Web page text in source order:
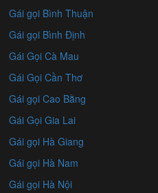
Gái gọi Bình Thuận
Gái gọi Bình Định
Gái Gọi Cà Mau
Gái Gọi Cần Thơ
Gái gọi Cao Bằng
Gái Gọi Gia Lai
Gái gọi Hà Giang
Gái gọi Hà Nam
Gái gọi Hà Nội